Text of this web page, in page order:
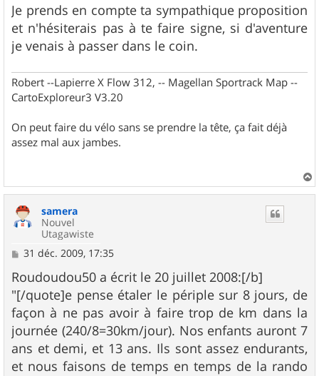
s
s
a
g
e
Je prends en compte ta sympathique proposition
et n'hésiterais pas à te faire signe, si d'aventure
je venais à passer dans le coin.
Robert --Lapierre X Flow 312, -- Magellan Sportrack Map --
CartoExploreur3 V3.20
On peut faire du vélo sans se prendre la tête, ça fait déjà
assez mal aux jambes.
a
samera
Nouvel
Utagawiste
M
s
s
a
g
e
31 déc. 2009, 17:35
Roudoudou50 a écrit le 20 juillet 2008:[/b]
"[/quote]e pense étaler le périple sur 8 jours, de
façon à ne pas avoir à faire trop de km dans la
journée (240/8=30km/jour). Nos enfants auront 7
ans et demi, et 13 ans. Ils sont assez endurants,
et nous faisons de temps en temps de la rando